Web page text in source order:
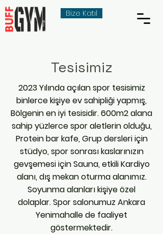
Bize Katıl
Tesisimiz
2023 Yılında açılan spor tesisimiz
binlerce kişiye ev sahipliği yapmış,
Bölgenin en iyi tesisidir. 600m2 alana
sahip yüzlerce spor aletlerin olduğu,
Protein bar kafe, Grup dersleri için
stüdyo, spor sonrası kaslarınızın
gevşemesi için Sauna, etkili Kardiyo
alanı, dış mekan oturma alanımız.
Soyunma alanları kişiye özel
dolaplar. Spor salonumuz Ankara
Yenimahalle de faaliyet
göstermektedir.